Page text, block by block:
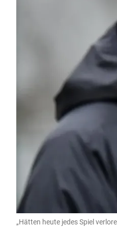
„Hätten heute jedes Spiel